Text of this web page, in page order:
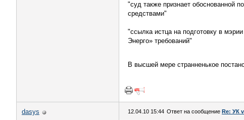
"суд также признает обоснованной
средствами"
"ссылка истца на подготовку в
Энерго» требований"
В высшей мере странненькое
dasys 12.04.10 15:44 Ответ на сообщение Re: УК